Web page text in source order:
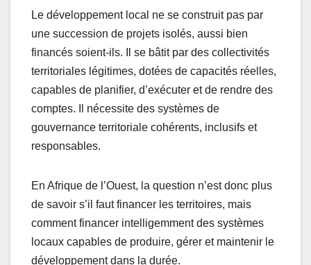
Le développement local ne se construit pas par
une succession de projets isolés, aussi bien
financés soient-ils. Il se bâtit par des collectivités
territoriales légitimes, dotées de capacités réelles,
capables de planifier, d’exécuter et de rendre des
comptes. Il nécessite des systèmes de
gouvernance territoriale cohérents, inclusifs et
responsables.
En Afrique de l’Ouest, la question n’est donc plus
de savoir s’il faut financer les territoires, mais
comment financer intelligemment des systèmes
locaux capables de produire, gérer et maintenir le
développement dans la durée.